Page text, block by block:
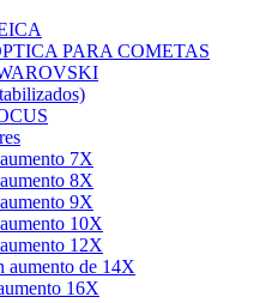
PARA COMETAS
7X
8X
9X
10X
12X
aumento de 14X
16X